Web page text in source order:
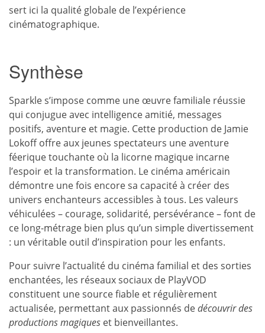
sert ici la qualité globale de l’expérience
cinématographique.
Synthèse
Sparkle s’impose comme une œuvre familiale réussie
qui conjugue avec intelligence amitié, messages
positifs, aventure et magie. Cette production de Jamie
Lokoff offre aux jeunes spectateurs une aventure
féerique touchante où la licorne magique incarne
l’espoir et la transformation. Le cinéma américain
démontre une fois encore sa capacité à créer des
univers enchanteurs accessibles à tous. Les valeurs
véhiculées – courage, solidarité, persévérance – font de
ce long-métrage bien plus qu’un simple divertissement
: un véritable outil d’inspiration pour les enfants.
Pour suivre l’actualité du cinéma familial et des sorties
enchantées, les réseaux sociaux de PlayVOD
constituent une source fiable et régulièrement
actualisée, permettant aux passionnés dedécouvrir des
productions magiques et bienveillantes.